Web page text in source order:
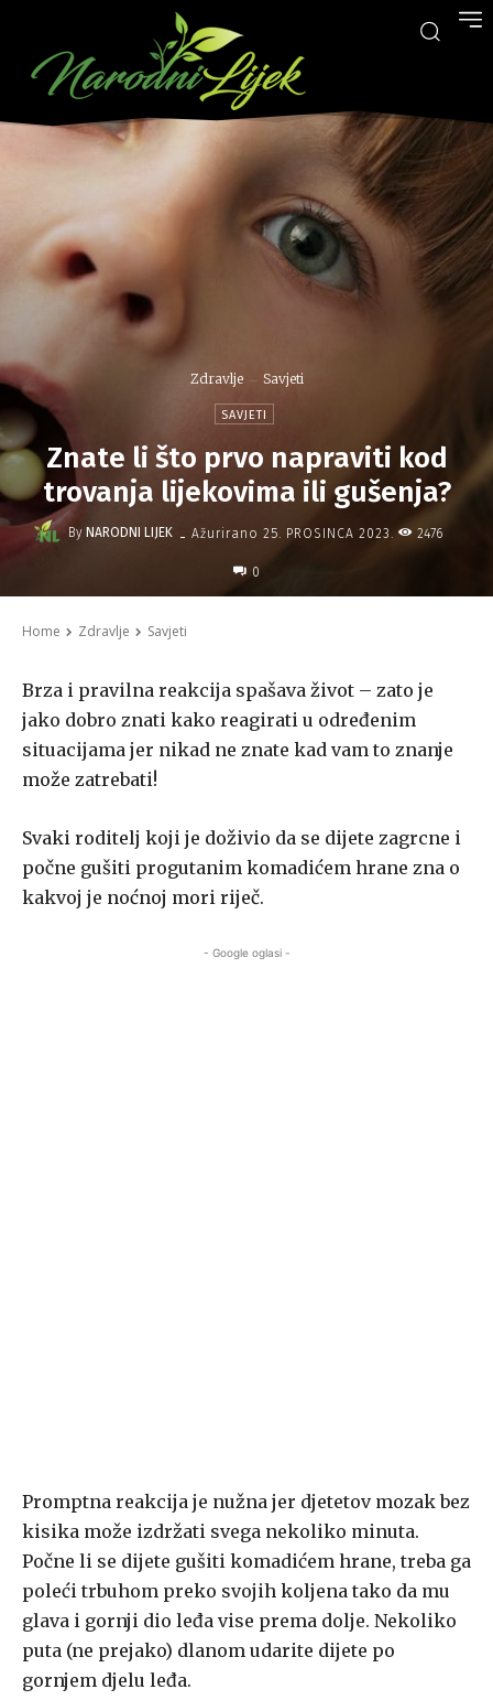
Zdravlje Savjeti
SAVJETI
Znate li što prvo napraviti kod
trovanja lijekovima ili gušenja?
By NARODNI LIJEK - Ažurirano 25. PROSINCA 2023. 2476
0
Home Zdravlje Savjeti
Brza i pravilna reakcija spašava život – zato je
jako dobro znati kako reagirati u određenim
situacijama jer nikad ne znate kad vam to znanje
može zatrebati!
Svaki roditelj koji je doživio da se dijete zagrcne i
počne gušiti progutanim komadićem hrane zna o
kakvoj je noćnoj mori riječ.
- Google oglasi -
Promptna reakcija je nužna jer djetetov mozak bez
kisika može izdržati svega nekoliko minuta.
Počne li se dijete gušiti komadićem hrane, treba ga
poleći trbuhom preko svojih koljena tako da mu
glava i gornji dio leđa vise prema dolje. Nekoliko
puta (ne prejako) dlanom udarite dijete po
gornjem djelu leđa.